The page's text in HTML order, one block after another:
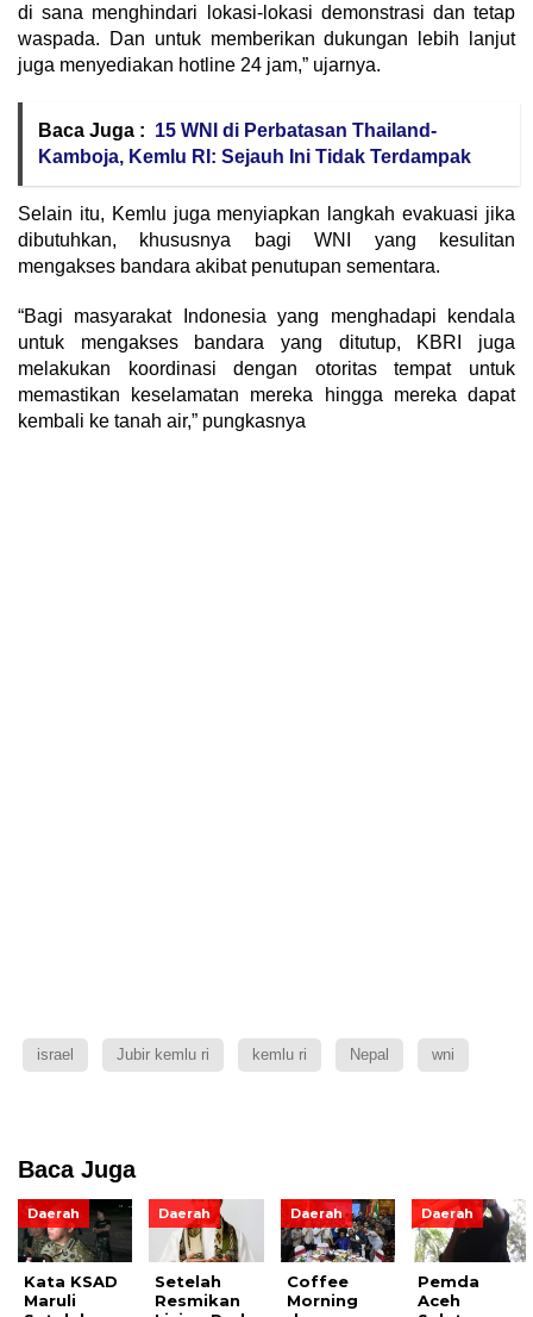
di sana menghindari lokasi-lokasi demonstrasi dan tetap
waspada. Dan untuk memberikan dukungan lebih lanjut
juga menyediakan hotline 24 jam,” ujarnya.
Baca Juga : 15 WNI di Perbatasan Thailand-
Kamboja, Kemlu RI: Sejauh Ini Tidak Terdampak
Selain itu, Kemlu juga menyiapkan langkah evakuasi jika
dibutuhkan, khususnya bagi WNI yang kesulitan
mengakses bandara akibat penutupan sementara.
“Bagi masyarakat Indonesia yang menghadapi kendala
untuk mengakses bandara yang ditutup, KBRI juga
melakukan koordinasi dengan otoritas tempat untuk
memastikan keselamatan mereka hingga mereka dapat
kembali ke tanah air,” pungkasnya
israel Jubir kemlu ri kemlu ri Nepal wni
Baca Juga
Daerah
Kata KSAD
Maruli
Daerah
Setelah
Resmikan
Daerah
Coffee
Morning
Daerah
Pemda
Aceh